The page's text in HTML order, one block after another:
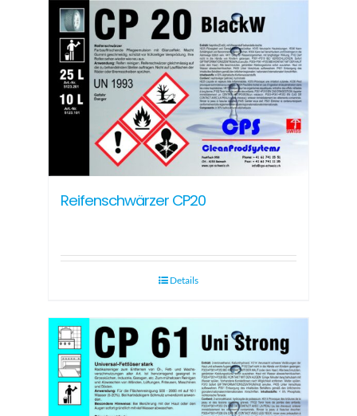
Reifenschwärzer CP20
Details